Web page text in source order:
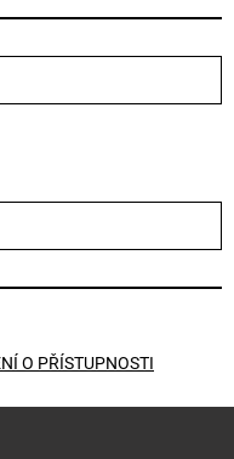
O PŘÍSTUPNOSTI